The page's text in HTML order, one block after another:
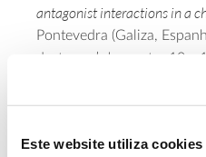
Este website utiliza cookies
antagonist interactions in a
Pontevedra (Galiza,
deste
workshop
entre 12 e
dias em que decorre o
Genética y ecología de la